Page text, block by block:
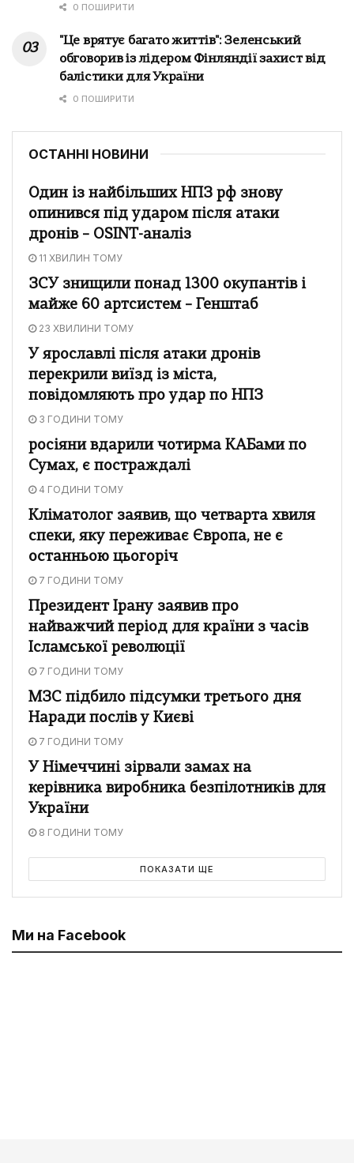
0 ПОШИРИТИ
"Це врятує багато життів": Зеленський
обговорив із лідером Фінляндії захист від
балістики для України
0 ПОШИРИТИ
ОСТАННІ НОВИНИ
Один із найбільших НПЗ рф знову
опинився під ударом після атаки
дронів – OSINT-аналіз
11 ХВИЛИН ТОМУ
ЗСУ знищили понад 1300 окупантів і
майже 60 артсистем – Генштаб
23 ХВИЛИНИ ТОМУ
У ярославлі після атаки дронів
перекрили виїзд із міста,
повідомляють про удар по НПЗ
3 ГОДИНИ ТОМУ
росіяни вдарили чотирма КАБами по
Сумах, є постраждалі
4 ГОДИНИ ТОМУ
Кліматолог заявив, що четварта хвиля
спеки, яку переживає Європа, не є
останньою цьогоріч
7 ГОДИНИ ТОМУ
Президент Ірану заявив про
найважчий період для країни з часів
Ісламської революції
7 ГОДИНИ ТОМУ
МЗС підбило підсумки третього дня
Наради послів у Києві
7 ГОДИНИ ТОМУ
У Німеччині зірвали замах на
керівника виробника безпілотників для
України
8 ГОДИНИ ТОМУ
ПОКАЗАТИ ЩЕ
Ми на Facebook